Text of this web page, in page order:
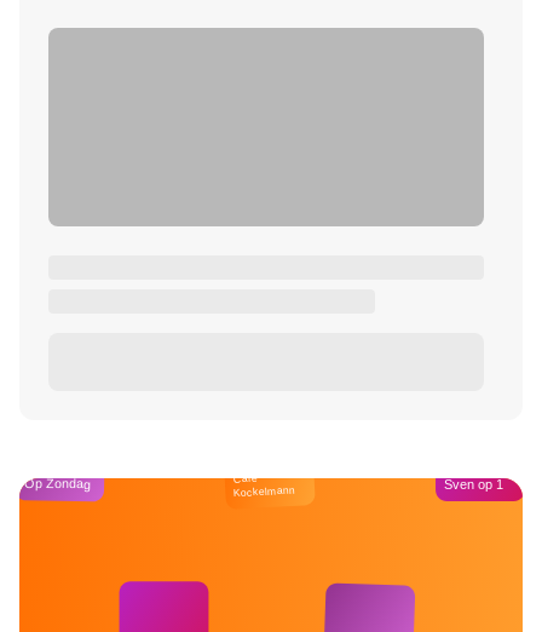
Op Zondag Café
Kockelmann Sven op 1